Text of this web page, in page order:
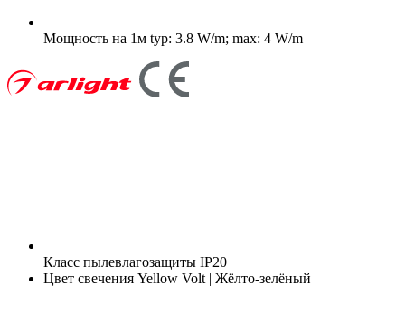
Мощность на 1м typ: 3.8 W/m; max: 4 W/m
Класс пылевлагозащиты IP20
Цвет свечения Yellow Volt | Жёлто-зелёный